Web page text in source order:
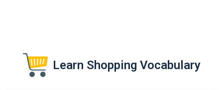
Learn Shopping Vocabulary